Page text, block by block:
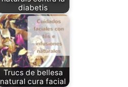
diabetis
Trucs de bellesa
natural cura facial